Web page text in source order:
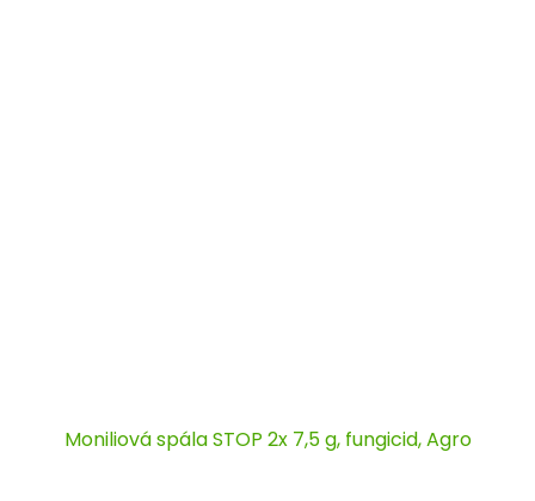
Moniliová spála STOP 2x 7,5 g, fungicid, Agro